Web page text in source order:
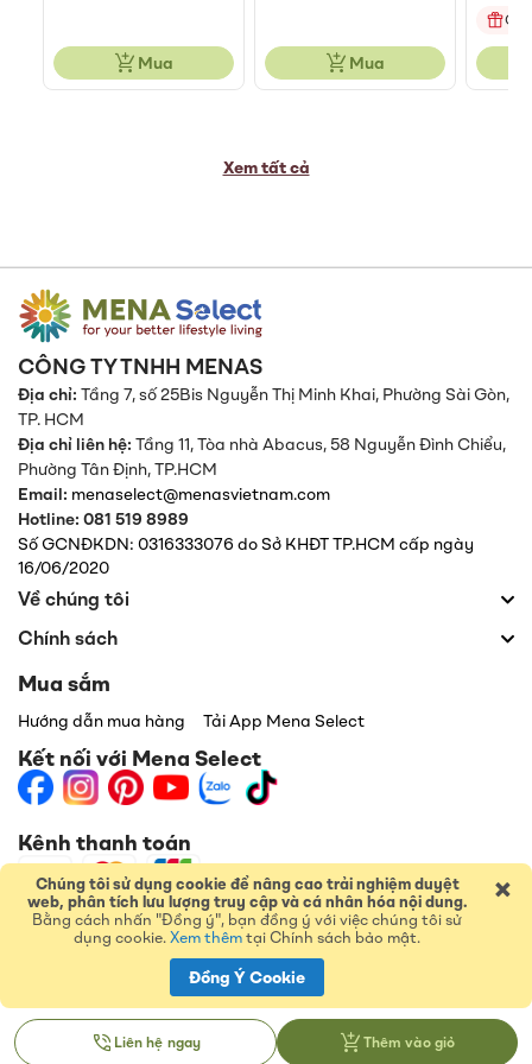
×
Chúng tôi sử dụng cookie để nâng cao trải nghiệm duyệt
web, phân tích lưu lượng truy cập và cá nhân hóa nội dung.
Bằng cách nhấn "Đồng ý", bạn đồng ý với việc chúng tôi sử
dụng cookie.Xem thêmtại Chính sách bảo mật.
Đồng Ý Cookie
Liên hệ ngay Thêm vào giỏ
Mua Mua
Xem tất cả
CÔNG TY TNHH MENAS
Địa chỉ:Tầng 7, số 25Bis Nguyễn Thị Minh Khai, Phường Sài Gòn,
TP. HCM
Địa chỉ liên hệ:Tầng 11, Tòa nhà Abacus, 58 Nguyễn Đình Chiểu,
Phường Tân Định,TP.HCM
Email: menaselect@menasvietnam.com
Hotline: 081 519 8989
Số GCNĐKDN: 0316333076 do Sở KHĐT TP.HCM cấp ngày
16/06/2020
Về chúng tôi
Chính sách
Mua sắm
Hướng dẫn mua hàng Tải App Mena Select
Kết nối với Mena Select
Kênh thanh toán
© 2026 Menas Group